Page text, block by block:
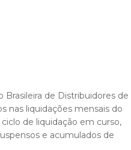
de Distribuidores de
nas liquidações mensais do
de liquidação em curso,
e acumulados de